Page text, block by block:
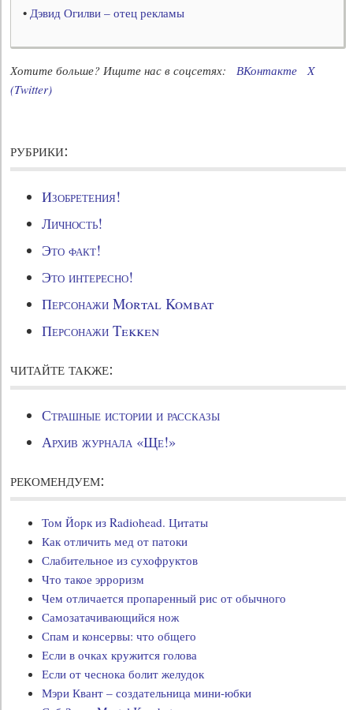
•Дэвид Огилви – отец рекламы
Хотите больше? Ищите нас в соцсетях:ВКонтакте
X
(Twitter)
рубрики:
Изобретения!
Личность!
Это факт!
Это интересно!
Персонажи Mortal Kombat
Персонажи Tekken
читайте также:
Страшные истории и рассказы
Архив журнала «Ще!»
рекомендуем:
Том Йорк из Radiohead. Цитаты
Как отличить мед от патоки
Слабительное из сухофруктов
Что такое эрроризм
Чем отличается пропаренный рис от обычного
Самозатачивающийся нож
Спам и консервы: что общего
Если в очках кружится голова
Если от чеснока болит желудок
Мэри Квант – создательница мини-юбки